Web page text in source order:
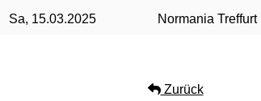
Sa, 15.03.2025 Normania Treffurt II
Zurück